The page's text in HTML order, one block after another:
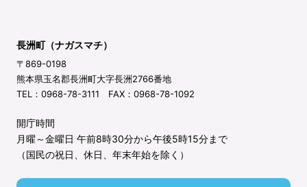
長洲町（ナガスマチ）
〒869-0198
熊本県玉名郡長洲町大字長洲2766番地
TEL：0968-78-3111 FAX：0968-78-1092
開庁時間
月曜～金曜日 午前8時30分から午後5時15分まで
（国民の祝日、休日、年末年始を除く）